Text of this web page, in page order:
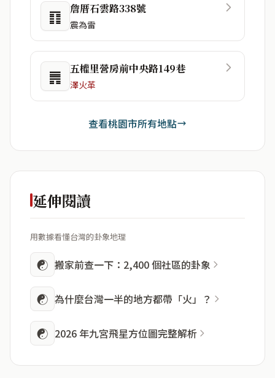
䷖ 詹厝石雲路338號
震為雷
䷠ 五權里營房前中央路149巷
澤火革
查看桃園市所有地點
延伸閱讀
用數據看懂台灣的卦象地理
☯ 搬家前查一下：2,400 個社區的卦象
☯ 為什麼台灣一半的地方都帶「火」？
☯ 2026 年九宮飛星方位圖完整解析